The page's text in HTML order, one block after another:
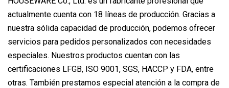
actualmente cuenta con 18 líneas de producción. Gracias a
nuestra sólida capacidad de producción, podemos ofrecer
servicios para pedidos personalizados con necesidades
especiales. Nuestros productos cuentan con las
certificaciones LFGB, ISO 9001, SGS, HACCP y FDA, entre
otras. También prestamos especial atención a la compra de